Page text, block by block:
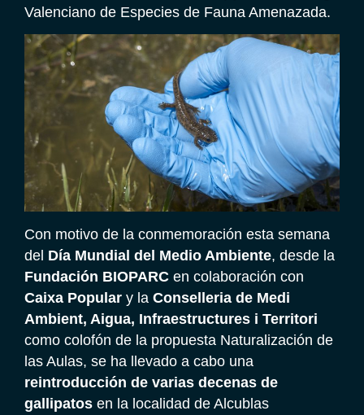
Valenciano de Especies de Fauna Amenazada.
Con motivo de la conmemoración esta semana
del Día Mundial del Medio Ambiente, desde la
Fundación BIOPARC en colaboración con
Caixa Popular y la Conselleria de Medi
Ambient, Aigua, Infraestructures i Territori
como colofón de la propuesta Naturalización de
las Aulas, se ha llevado a cabo una
reintroducción de varias decenas de
gallipatos en la localidad de Alcublas